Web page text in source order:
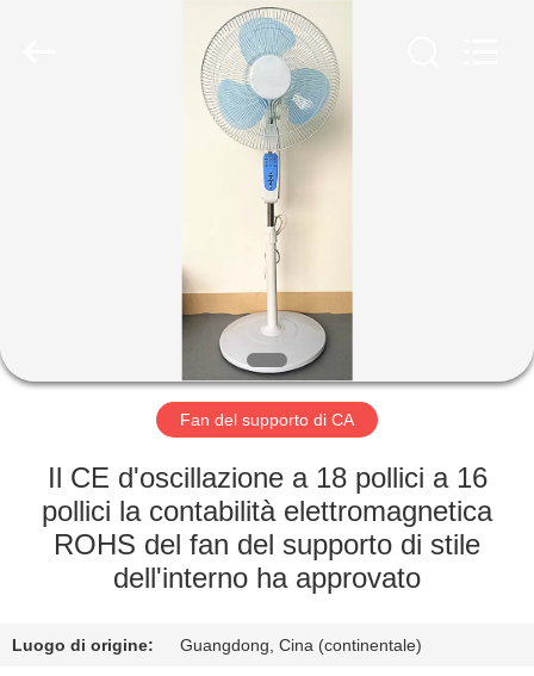
GIRO
FABBRICA
CONTROLLO
Fan del supporto di CA
Il CE d'oscillazione a 18 pollici a 16
pollici la contabilità elettromagnetica
ROHS del fan del supporto di stile
dell'interno ha approvato
Luogo di origine: Guangdong, Cina (continentale)